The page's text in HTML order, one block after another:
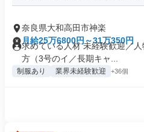
奈良県大和高田市神楽
月給25万6800円～31万350円
求めている人材 未経験歓迎／
方（3号のイ／長期キャ...
制服あり 業界未経験歓迎 +36個